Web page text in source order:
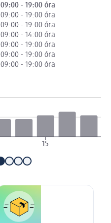
09:00 - 19:00 óra
09:00 - 19:00 óra
09:00 - 19:00 óra
09:00 - 14:00 óra
09:00 - 19:00 óra
09:00 - 19:00 óra
09:00 - 19:00 óra
15